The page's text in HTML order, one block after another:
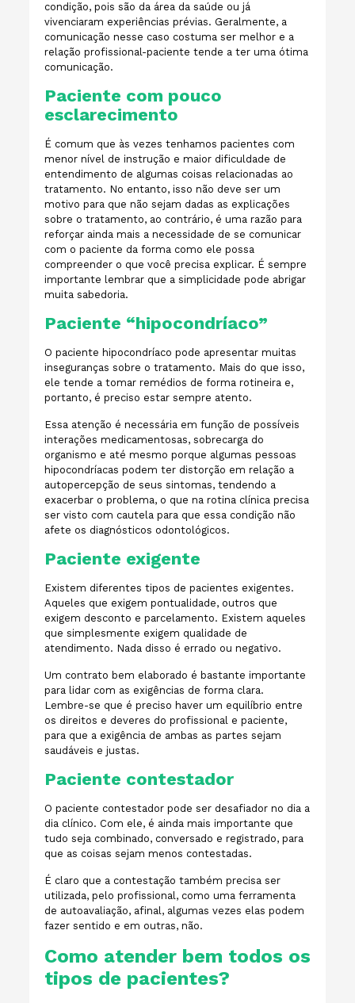
condição, pois são da área da saúde ou já
vivenciaram experiências prévias. Geralmente, a
comunicação nesse caso costuma ser melhor e a
relação profissional-paciente tende a ter uma ótima
comunicação.
Paciente com pouco
esclarecimento
É comum que às vezes tenhamos pacientes com
menor nível de instrução e maior dificuldade de
entendimento de algumas coisas relacionadas ao
tratamento. No entanto, isso não deve ser um
motivo para que não sejam dadas as explicações
sobre o tratamento, ao contrário, é uma razão para
reforçar ainda mais a necessidade de se comunicar
com o paciente da forma como ele possa
compreender o que você precisa explicar. É sempre
importante lembrar que a simplicidade pode abrigar
muita sabedoria.
Paciente “hipocondríaco”
O paciente hipocondríaco pode apresentar muitas
inseguranças sobre o tratamento. Mais do que isso,
ele tende a tomar remédios de forma rotineira e,
portanto, é preciso estar sempre atento.
Essa atenção é necessária em função de possíveis
interações medicamentosas, sobrecarga do
organismo e até mesmo porque algumas pessoas
hipocondríacas podem ter distorção em relação a
autopercepção de seus sintomas, tendendo a
exacerbar o problema, o que na rotina clínica precisa
ser visto com cautela para que essa condição não
afete os diagnósticos odontológicos.
Paciente exigente
Existem diferentes tipos de pacientes exigentes.
Aqueles que exigem pontualidade, outros que
exigem desconto e parcelamento. Existem aqueles
que simplesmente exigem qualidade de
atendimento. Nada disso é errado ou negativo.
Um contrato bem elaborado é bastante importante
para lidar com as exigências de forma clara.
Lembre-se que é preciso haver um equilíbrio entre
os direitos e deveres do profissional e paciente,
para que a exigência de ambas as partes sejam
saudáveis e justas.
Paciente contestador
O paciente contestador pode ser desafiador no dia a
dia clínico. Com ele, é ainda mais importante que
tudo seja combinado, conversado e registrado, para
que as coisas sejam menos contestadas.
É claro que a contestação também precisa ser
utilizada, pelo profissional, como uma ferramenta
de autoavaliação, afinal, algumas vezes elas podem
fazer sentido e em outras, não.
Como atender bem todos os
tipos de pacientes?